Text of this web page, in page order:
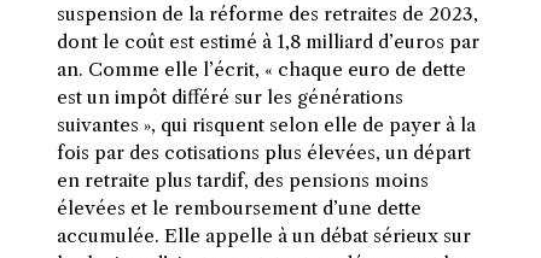
suspension de la réforme des retraites de 2023,
dont le coût est estimé à 1,8 milliard d’euros par
an. Comme elle l’écrit, « chaque euro de dette
est un impôt différé sur les générations
suivantes », qui risquent selon elle de payer à la
fois par des cotisations plus élevées, un départ
en retraite plus tardif, des pensions moins
élevées et le remboursement d’une dette
accumulée. Elle appelle à un débat sérieux sur